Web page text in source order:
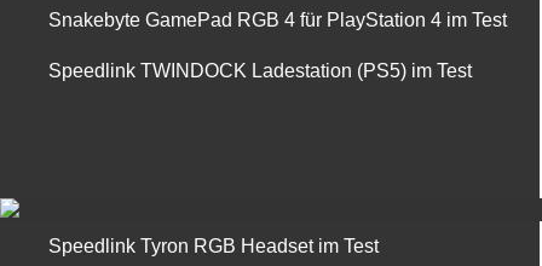
Snakebyte GamePad RGB 4 für PlayStation 4 im Test
Speedlink TWINDOCK Ladestation (PS5) im Test
Speedlink Tyron RGB Headset im Test